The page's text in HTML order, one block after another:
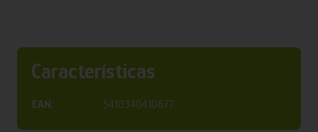
Características
EAN: 5410340410677